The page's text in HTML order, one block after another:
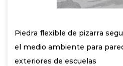
Piedra flexible de pizarra
el medio ambiente para
exteriores de escuelas